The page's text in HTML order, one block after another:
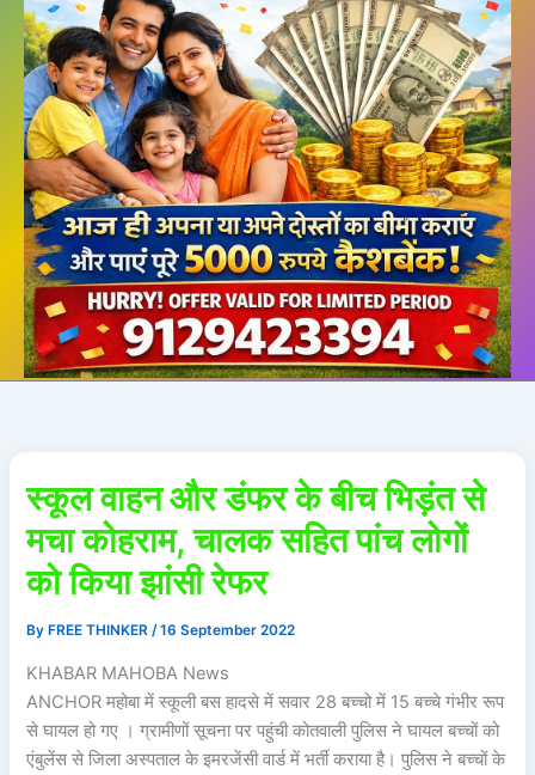
स्कूल वाहन और डंफर के बीच भिड़ंत से
मचा कोहराम, चालक सहित पांच लोगों
को किया झांसी रेफर
By FREE THINKER/16 September 2022
KHABAR MAHOBA News
ANCHOR महोबा में स्कूली बस हादसे में सवार 28 बच्चो में 15 बच्चे गंभीर रूप
से घायल हो गए । ग्रामीणों सूचना पर पहुंची कोतवाली पुलिस ने घायल बच्चों को
एंबुलेंस से जिला अस्पताल के इमरजेंसी वार्ड में भर्ती कराया है। पुलिस ने बच्चों के